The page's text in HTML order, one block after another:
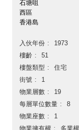
石塘咀
西區
香港島
入伙年份
1973
樓齡
51
樓盤類型
住宅
街號
1
物業層數
19
每層單位數量
8
物業座數
1
物業擁有權
多業權